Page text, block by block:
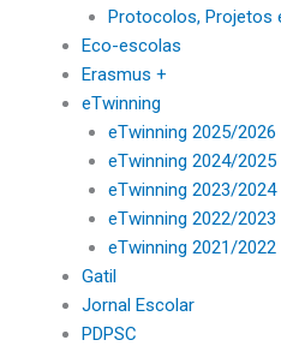
Protocolos, Projetos
Eco-escolas
Erasmus +
eTwinning
eTwinning 2025/2026
eTwinning 2024/2025
eTwinning 2023/2024
eTwinning 2022/2023
eTwinning 2021/2022
Gatil
Jornal Escolar
PDPSC